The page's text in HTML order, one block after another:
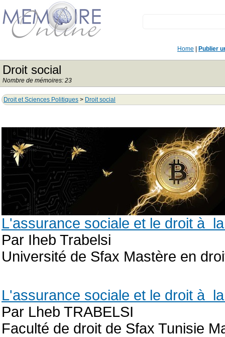
Home Publier
Droit social
Nombre de mémoires: 23
Droit et Sciences Politiques > Droit social
L'assurance sociale et le droit à
Par Iheb Trabelsi
Université de Sfax Mastère en
L'assurance sociale et le droit à
Par Lheb TRABELSI
Faculté de droit de Sfax Tunisie